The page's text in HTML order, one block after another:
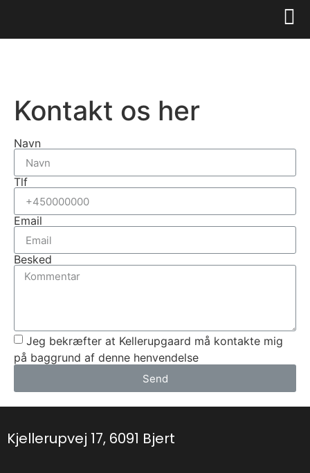
Kontakt os her
Navn
Tlf
Email
Besked
Jeg bekræfter at Kellerupgaard må kontakte mig
på baggrund af denne henvendelse
Send
Kjellerupvej 17, 6091 Bjert